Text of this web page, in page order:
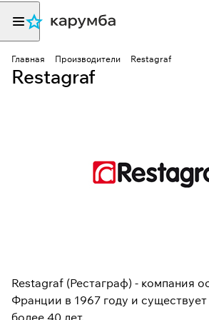
Главная Производители Restagraf
Restagraf
Restagraf (Рестаграф) - компания
Франции в 1967 году и
более 40 лет.